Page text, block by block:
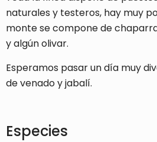
naturales y testeros, hay muy
monte se compone de
y algún olivar.
Esperamos pasar un día muy
de venado y jabalí.
Especies